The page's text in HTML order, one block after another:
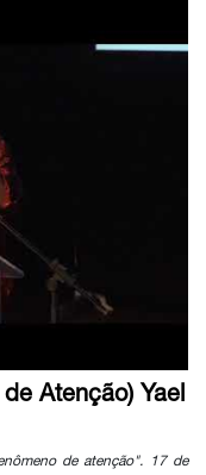
Atenção) Yael
de atenção". 17 de